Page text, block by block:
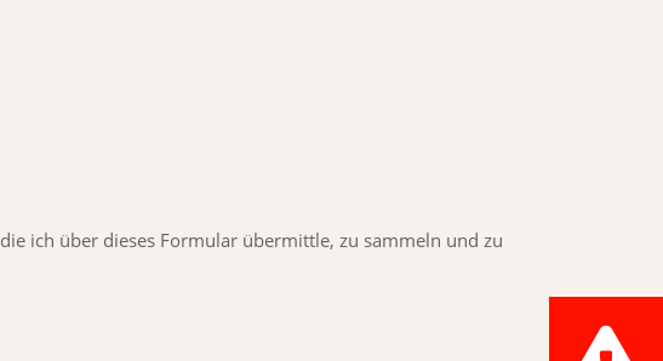
ich über dieses Formular übermittle, zu sammeln und zu